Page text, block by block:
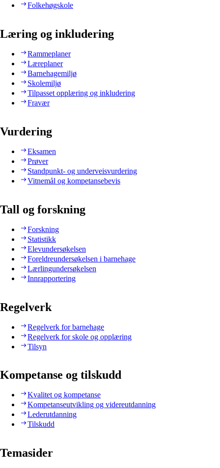
Folkehøgskole
Læring og inkludering
Rammeplaner
Læreplaner
Barnehagemiljø
Skolemiljø
Tilpasset opplæring og inkludering
Fravær
Vurdering
Eksamen
Prøver
Standpunkt- og underveisvurdering
Vitnemål og kompetansebevis
Tall og forskning
Forskning
Statistikk
Elevundersøkelsen
Foreldreundersøkelsen i barnehage
Lærlingundersøkelsen
Innrapportering
Regelverk
Regelverk for barnehage
Regelverk for skole og opplæring
Tilsyn
Kompetanse og tilskudd
Kvalitet og kompetanse
Kompetanseutvikling og videreutdanning
Lederutdanning
Tilskudd
Temasider